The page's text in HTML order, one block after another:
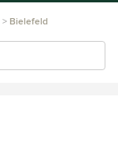
Bielefeld